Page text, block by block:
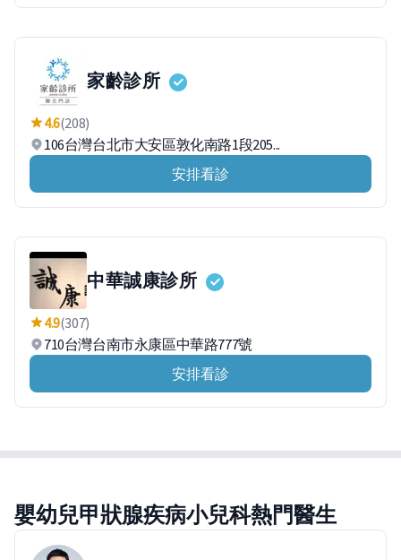
家齡診所
4.6(208)
106台灣台北市大安區敦化南路1段205...
安排看診
中華誠康診所
4.9(307)
710台灣台南市永康區中華路777號
安排看診
嬰幼兒甲狀腺疾病小兒科熱門醫生